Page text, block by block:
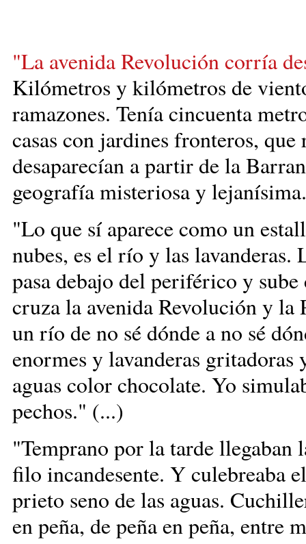
"La avenida Revolución corría
Kilómetros y kilómetros de
ramazones. Tenía cincuenta
casas con jardines fronteros,
desaparecían a partir de la
geografía misteriosa y
"Lo que sí aparece como un
nubes, es el río y las
pasa debajo del periférico y
cruza la avenida Revolución y la
un río de no sé dónde a no sé
enormes y lavanderas gritadoras
aguas color chocolate. Yo
pechos." (...)
"Temprano por la tarde llegaban
filo incandesente. Y culebreaba
prieto seno de las aguas.
en peña, de peña en peña, entre